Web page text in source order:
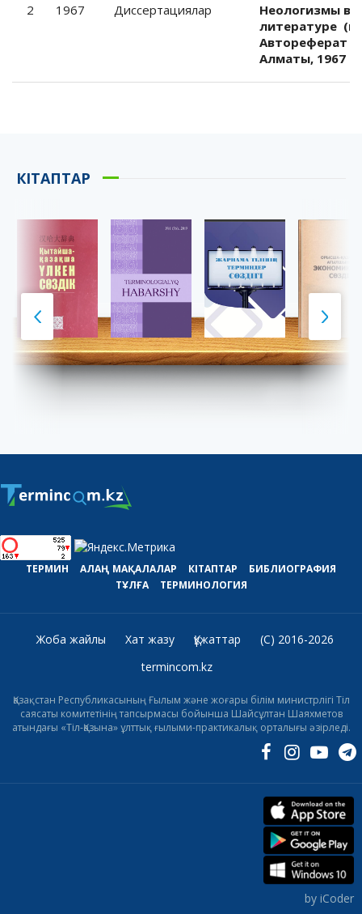
2 1967 Диссертациялар
Неологизмы в
литературе
Автореферат
Алматы, 1967 -
КІТАПТАР
ТЕРМИН АЛАҢ МАҚАЛАЛАР КІТАПТАР
БИБЛИОГРАФИЯ
ТҰЛҒА
ТЕРМИНОЛОГИЯ
Жоба жайлы Хат жазу Құжаттар
(C) 2016-2026
termincom.kz
Қазақстан Республикасының Ғылым және жоғары білім министрлігі Тіл
саясаты комитетінің тапсырмасы бойынша Шайсұлтан Шаяхметов
атындағы «Тіл-Қазына» ұлттық ғылыми-практикалық орталығы әзірледі.
by iCoder